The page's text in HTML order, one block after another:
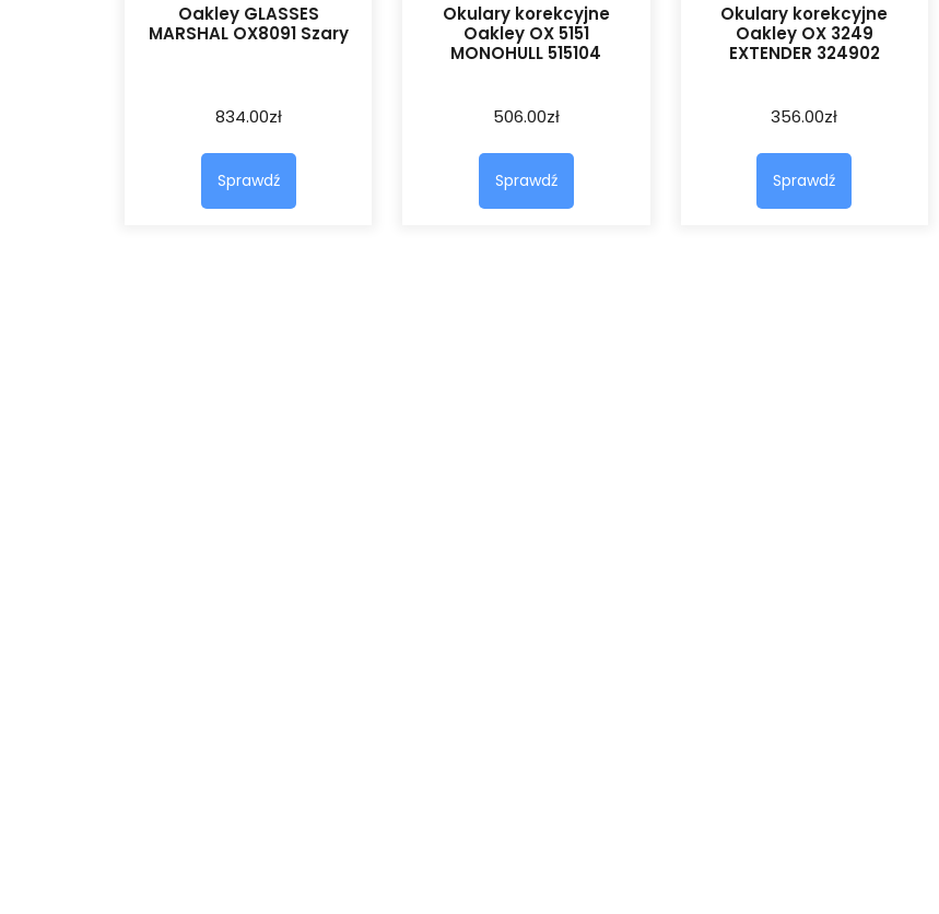
Oakley GLASSES
MARSHAL OX8091 Szary
834.00zł
Sprawdź
Okulary korekcyjne
Oakley OX 5151
MONOHULL 515104
506.00zł
Sprawdź
Okulary korekcyjne
Oakley OX 3249
EXTENDER 324902
356.00zł
Sprawdź